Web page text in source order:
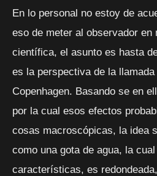
En lo personal no estoy de
eso de meter al observador en
científica, el asunto es hasta
es la perspectiva de la
Copenhagen. Basando se en
por la cual esos efectos
cosas macroscópicas, la idea
como una gota de agua, la
características, es